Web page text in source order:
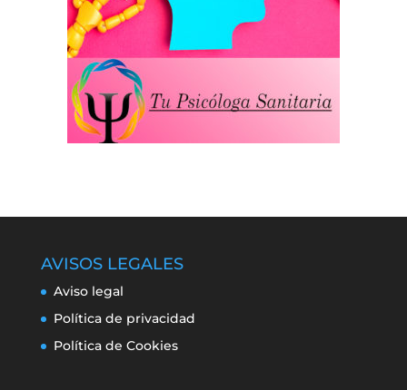
AVISOS LEGALES
Aviso legal
Política de privacidad
Política de Cookies